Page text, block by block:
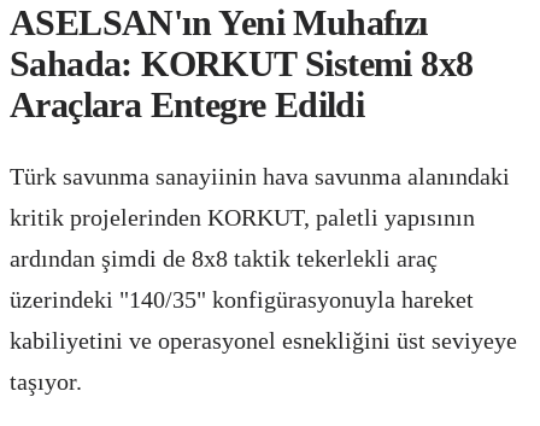
ASELSAN'ın Yeni Muhafızı
Sahada: KORKUT Sistemi 8x8
Araçlara Entegre Edildi
Türk savunma sanayiinin hava savunma alanındaki
kritik projelerinden KORKUT, paletli yapısının
ardından şimdi de 8x8 taktik tekerlekli araç
üzerindeki "140/35" konfigürasyonuyla hareket
kabiliyetini ve operasyonel esnekliğini üst seviyeye
taşıyor.